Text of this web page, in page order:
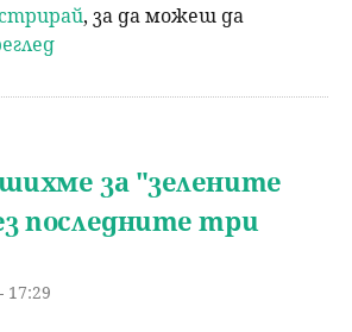
, за да можеш да
за "зелените
последните три
17:29